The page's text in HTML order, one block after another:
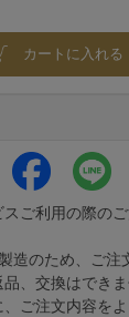
カートに入れる
ご利用の際の
造のため、ご注
、交換はできま
ご注文内容をよ